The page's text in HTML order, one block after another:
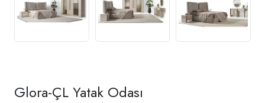
Glora-ÇL Yatak Odası